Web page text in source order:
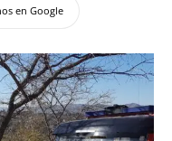
en Google